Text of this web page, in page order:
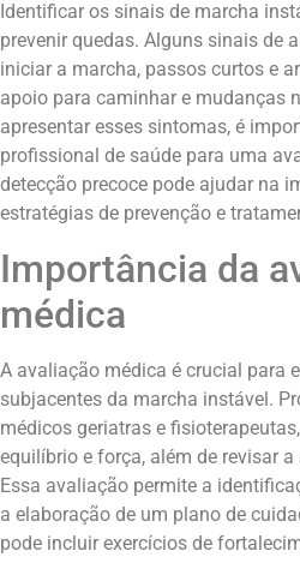
Identificar os sinais de marcha
prevenir quedas. Alguns sinais de
iniciar a marcha, passos curtos e
apoio para caminhar e mudanças
apresentar esses sintomas, é
profissional de saúde para uma
detecção precoce pode ajudar na
estratégias de prevenção e
Importância da
médica
A avaliação médica é crucial para
subjacentes da marcha instável.
médicos geriatras e
equilíbrio e força, além de revisar
Essa avaliação permite a
a elaboração de um plano de
pode incluir exercícios de